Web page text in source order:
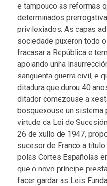
e tampouco as reformas
determinados
privilexiados. As capas
sociedade puxeron todo
fracasar a República e
apoiando unha
sanguenta guerra civil, e
ditadura que durou 40
ditador comezouse a
bosquexouse un sistema
virtude da Lei de
26 de xullo de 1947,
sucesor de Franco a
polas Cortes Españolas
que o novo príncipe
facer gardar as Leis